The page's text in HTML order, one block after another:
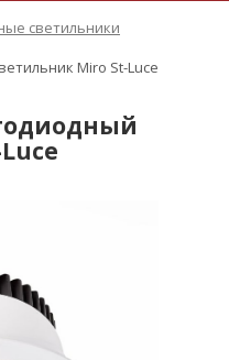
светильники
Miro St-Luce